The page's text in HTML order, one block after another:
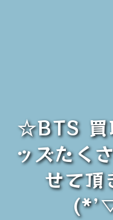
☆BTS 買
ッズたく
せて頂